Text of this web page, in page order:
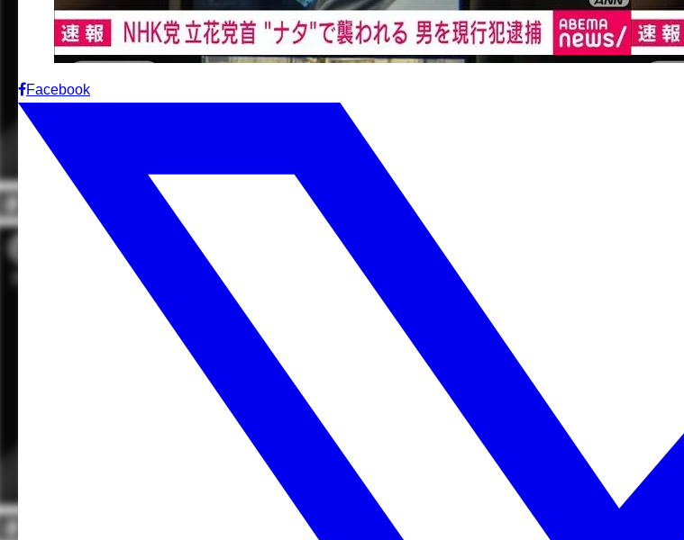
Facebook